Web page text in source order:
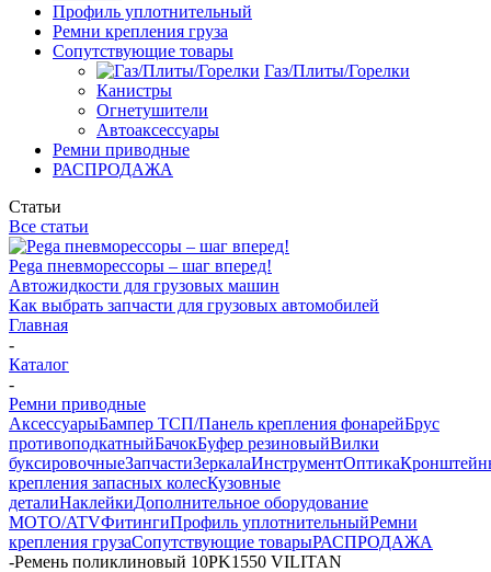
Профиль уплотнительный
Ремни крепления груза
Сопутствующие товары
Газ/Плиты/Горелки
Канистры
Огнетушители
Автоаксессуары
Ремни приводные
РАСПРОДАЖА
Статьи
Все статьи
Pega пневморессоры – шаг вперед!
Автожидкости для грузовых машин
Как выбрать запчасти для грузовых автомобилей
Главная
-
Каталог
-
Ремни приводные
АксессуарыБампер ТСП/Панель крепления фонарейБрус
противоподкатныйБачокБуфер резиновыйВилки
буксировочныеЗапчастиЗеркалаИнструментОптика
крепления запасных колесКузовные
деталиНаклейкиДополнительное оборудование
MOTO/ATVФитингиПрофиль уплотнительныйРемни
крепления грузаСопутствующие товарыРАСПРОДАЖА
-Ремень поликлиновый 10PK1550 VILITAN